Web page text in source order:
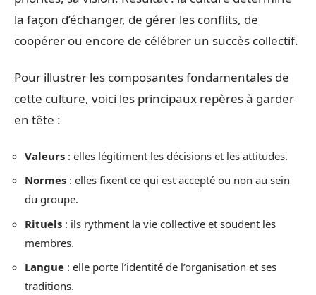
la façon d’échanger, de gérer les conflits, de
coopérer ou encore de célébrer un succès collectif.
Pour illustrer les composantes fondamentales de
cette culture, voici les principaux repères à garder
en tête :
Valeurs : elles légitiment les décisions et les attitudes.
Normes : elles fixent ce qui est accepté ou non au sein
du groupe.
Rituels : ils rythment la vie collective et soudent les
membres.
Langue : elle porte l’identité de l’organisation et ses
traditions.